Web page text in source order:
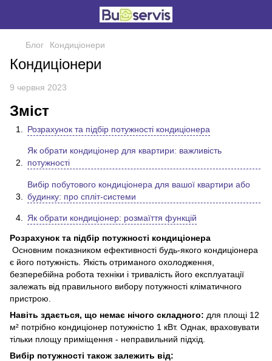
Блог Кондиціонери
Кондиціонери
9 червня 2023
Зміст
Розрахунок та підбір потужності кондиціонера
Як обрати кондиціонер для квартири: важливість
потужності
Вибір побутового кондиціонера для вашої квартири або
будинку: про спліт-системи
Як обрати кондиціонер: розмаїття функцій
Розрахунок та підбір потужності кондиціонера
Основним показником ефективності будь-якого кондиціонера
є його потужність. Якість отриманого охолодження,
безперебійна робота техніки і тривалість його експлуатації
залежать від правильного вибору потужності кліматичного
пристрою.
Навіть здається, що немає нічого складного: для площі 12
м² потрібно кондиціонер потужністю 1 кВт. Однак, враховувати
тільки площу приміщення - неправильний підхід.
Вибір потужності також залежить від: